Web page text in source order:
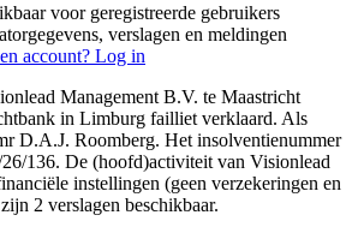
voor geregistreerde gebruikers
verslagen en meldingen
account? Log in
Management B.V. te Maastricht
in Limburg failliet verklaard. Als
D.A.J. Roomberg. Het insolventienummer
26/136. De (hoofd)activiteit van Visionlead
instellingen (geen verzekeringen en
2 verslagen beschikbaar.